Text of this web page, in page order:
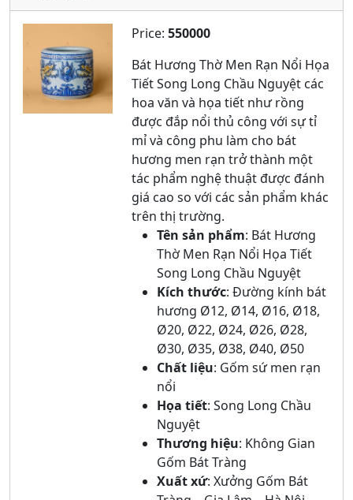
Price: 550000
Bát Hương Thờ Men Rạn Nổi Họa
Tiết Song Long Chầu Nguyệt các
hoa văn và họa tiết như rồng
được đắp nổi thủ công với sự tỉ
mỉ và công phu làm cho bát
hương men rạn trở thành một
tác phẩm nghệ thuật được đánh
giá cao so với các sản phẩm khác
trên thị trường.
Tên sản phẩm: Bát Hương
Thờ Men Rạn Nổi Họa Tiết
Song Long Chầu Nguyệt
Kích thước: Đường kính bát
hương Ø12, Ø14, Ø16, Ø18,
Ø20, Ø22, Ø24, Ø26, Ø28,
Ø30, Ø35, Ø38, Ø40, Ø50
Chất liệu: Gốm sứ men rạn
nổi
Họa tiết: Song Long Chầu
Nguyệt
Thương hiệu: Không Gian
Gốm Bát Tràng
Xuất xứ: Xưởng Gốm Bát